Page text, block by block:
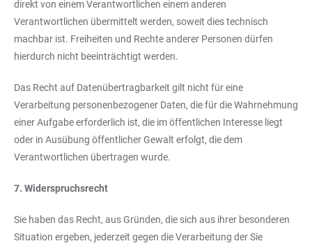
direkt von einem Verantwortlichen einem anderen
Verantwortlichen übermittelt werden, soweit dies technisch
machbar ist. Freiheiten und Rechte anderer Personen dürfen
hierdurch nicht beeinträchtigt werden.
Das Recht auf Datenübertragbarkeit gilt nicht für eine
Verarbeitung personenbezogener Daten, die für die Wahrnehmung
einer Aufgabe erforderlich ist, die im öffentlichen Interesse liegt
oder in Ausübung öffentlicher Gewalt erfolgt, die dem
Verantwortlichen übertragen wurde.
7. Widerspruchsrecht
Sie haben das Recht, aus Gründen, die sich aus ihrer besonderen
Situation ergeben, jederzeit gegen die Verarbeitung der Sie